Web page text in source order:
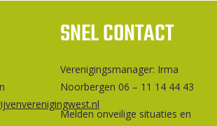
SNEL CONTACT
Ver­e­ni­gings­ma­na­ger: Irma
Noorbergen 06 – 11 14 44 43
Melden onveilige situaties en